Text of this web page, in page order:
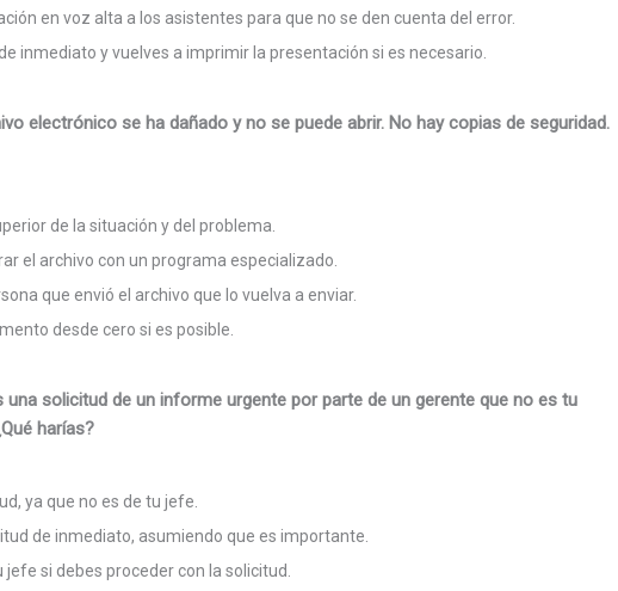
en voz alta a los asistentes para que no se den cuenta del error.
inmediato y vuelves a imprimir la presentación si es necesario.
electrónico se ha dañado y no se puede abrir. No hay copias de seguridad.
de la situación y del problema.
el archivo con un programa especializado.
que envió el archivo que lo vuelva a enviar.
desde cero si es posible.
una solicitud de un informe urgente por parte de un gerente que no es tu
harías?
ya que no es de tu jefe.
de inmediato, asumiendo que es importante.
jefe si debes proceder con la solicitud.